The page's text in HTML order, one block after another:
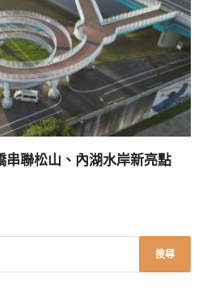
串聯松山、內湖水岸新亮點